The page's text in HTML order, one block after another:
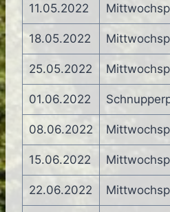
11.05.2022
18.05.2022
25.05.2022
01.06.2022
08.06.2022
15.06.2022
22.06.2022